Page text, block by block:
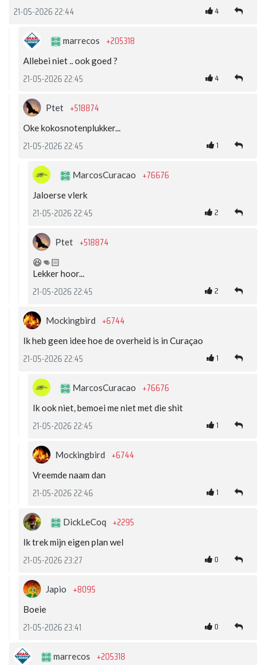
21-05-2026 22:44 4
marrecos +205318
Allebei niet .. ook goed ?
21-05-2026 22:45 4
Ptet +518874
Oke kokosnotenplukker...
21-05-2026 22:45 1
MarcosCuracao +76676
Jaloerse vlerk
21-05-2026 22:45 2
Ptet +518874
😆👊🏻
Lekker hoor...
21-05-2026 22:45 2
Mockingbird +6744
Ik heb geen idee hoe de overheid is in Curaçao
21-05-2026 22:45 1
MarcosCuracao +76676
Ik ook niet, bemoei me niet met die shit
21-05-2026 22:45 1
Mockingbird +6744
Vreemde naam dan
21-05-2026 22:46 1
DickLeCoq +2295
Ik trek mijn eigen plan wel
21-05-2026 23:27 0
Japio +8095
Boeie
21-05-2026 23:41 0
marrecos +205318